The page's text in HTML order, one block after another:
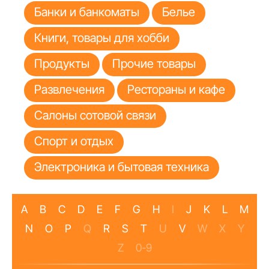
Банки и банкоматы
Белье
Книги, товары для хобби
Продукты
Прочие товары
Развлечения
Рестораны и кафе
Салоны сотовой связи
Спорт и отдых
Электроника и бытовая техника
A B C D E F G H I J K L
M
N
O P Q R S T U V W X
Y
Z
0-9